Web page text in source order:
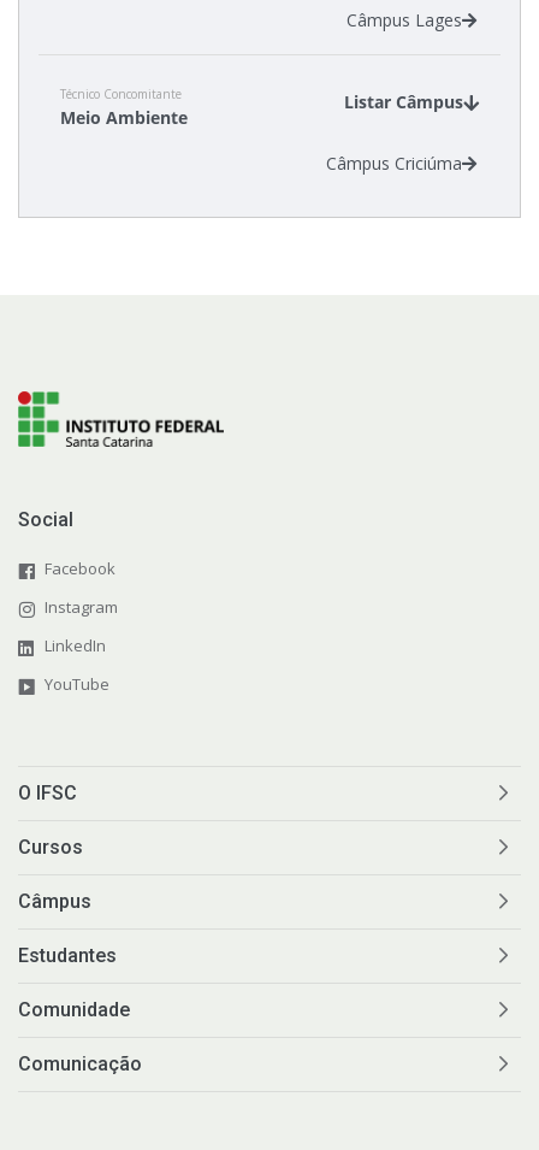
Câmpus Lages
Técnico Concomitante
Meio Ambiente
Listar Câmpus
Câmpus Criciúma
Social
Facebook
Instagram
LinkedIn
YouTube
O IFSC
Cursos
Câmpus
Estudantes
Comunidade
Comunicação